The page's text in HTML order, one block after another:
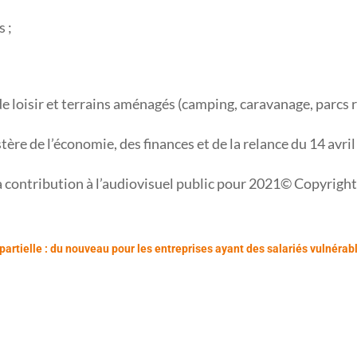
;
loisir et terrains aménagés (camping, caravanage,
de l’économie, des finances et de la relance du 14
à l’audiovisuel public pour 2021©
: du nouveau pour les entreprises ayant des salariés